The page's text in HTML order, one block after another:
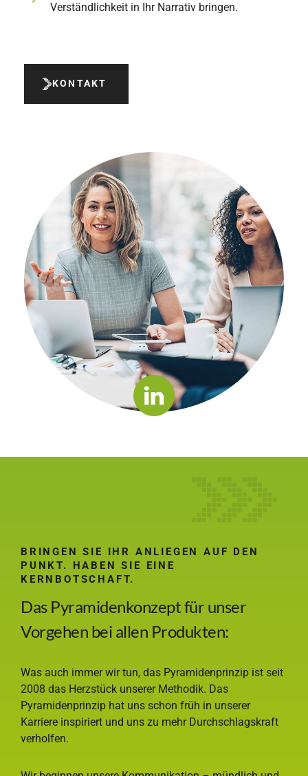
Verständlichkeit in Ihr Narrativ bringen.
KONTAKT
BRINGEN SIE IHR ANLIEGEN AUF DEN
PUNKT. HABEN SIE EINE
KERNBOTSCHAFT.
Das Pyramidenkonzept für unser
Vorgehen bei allen Produkten:
Was auch immer wir tun, das Pyramidenprinzip ist seit
2008 das Herzstück unserer Methodik. Das
Pyramidenprinzip hat uns schon früh in unserer
Karriere inspiriert und uns zu mehr Durchschlagskraft
verholfen.